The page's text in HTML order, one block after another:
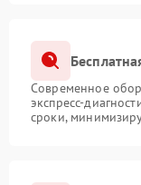
Современное
экспресс-
сроки,